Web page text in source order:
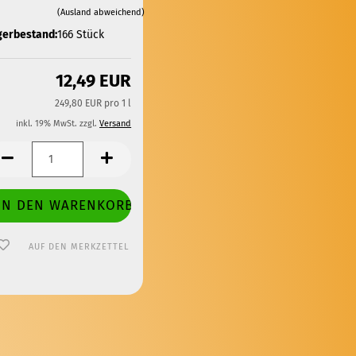
(Ausland abweichend)
166 Stück
12,49 EUR
249,80 EUR pro 1 l
inkl. 19% MwSt. zzgl.Versand
AUF DEN MERKZETTEL